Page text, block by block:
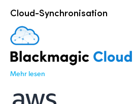
Cloud-Synchronisation
Mehr lesen